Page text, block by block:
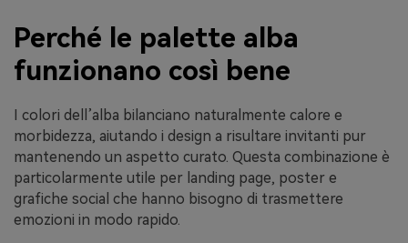
Perché le palette alba
funzionano così bene
I colori dell’alba bilanciano naturalmente calore e
morbidezza, aiutando i design a risultare invitanti pur
mantenendo un aspetto curato. Questa combinazione è
particolarmente utile per landing page, poster e
grafiche social che hanno bisogno di trasmettere
emozioni in modo rapido.